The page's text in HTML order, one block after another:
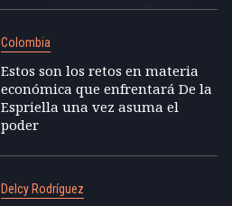
Colombia
Estos son los retos en materia
económica que enfrentará De la
Espriella una vez asuma el
poder
Delcy Rodríguez